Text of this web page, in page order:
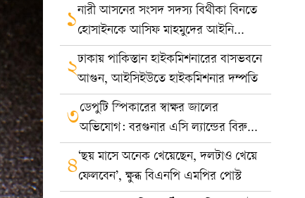
১নারী আসনের সংসদ সদস্য বিথীকা বিনতে
হোসাইনকে আসিফ মাহমুদের আইনি
নোটিশ
২ঢাকায় পাকিস্তান হাইকমিশনারের বাসভবনে
আগুন, আইসিইউতে হাইকমিশনার দম্পতি
৩ডেপুটি স্পিকারের স্বাক্ষর জালের
অভিযোগ: বরগুনার এসি ল্যান্ডের বিরুদ্ধে
মামলা
৪‘ছয় মাসে অনেক খেয়েছেন, দলটাও খেয়ে
ফেলবেন’, ক্ষুব্ধ বিএনপি এমপির পোস্ট